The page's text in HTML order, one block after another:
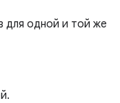
для одной и той же